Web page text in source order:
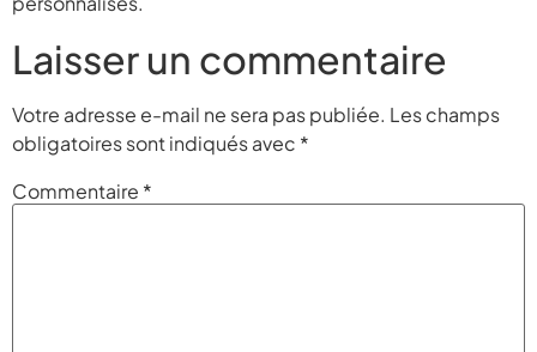
Laisser un commentaire
Votre adresse e-mail ne sera pas publiée. Les champs
obligatoires sont indiqués avec *
Commentaire *